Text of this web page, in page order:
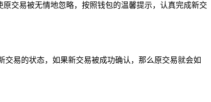
交易被无情地忽略，按照钱包的温馨提示，认真完成新交
易的状态，如果新交易被成功确认，那么原交易就会如